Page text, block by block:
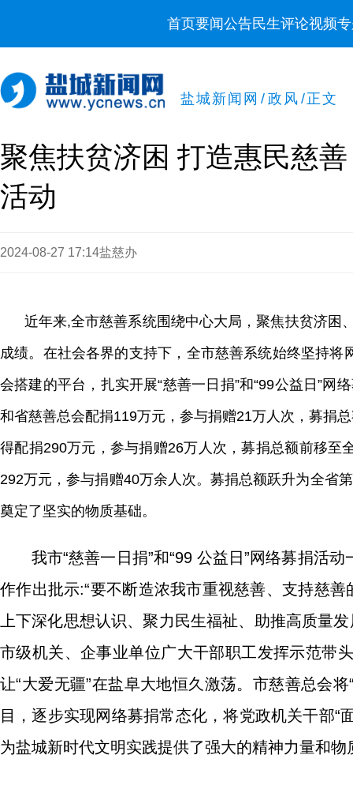
首页要闻公告民生评论视频
盐城新闻网 / 政风 /正文
聚焦扶贫济困 打造惠民慈
活动
2024-08-27 17:14盐慈办
近年来,全市慈善系统围绕中心大局，聚焦扶贫济困
成绩。在社会各界的支持下，‌全市慈善系统始终坚持
会搭建的平台，扎实开展“慈善一日捐”和“99公益日”
和省慈善总会配捐119万元，参与捐赠21万人次，募捐
得配捐290万元，参与捐赠26万人次，募捐总额前移至
292万元，参与捐赠40万余人次。募捐总额跃升为全省
奠定了坚实的物质基础。
我市“慈善一日捐”和“99 公益日”网络募捐活
作作出批示:“要不断造浓我市重视慈善、支持慈
上下深化思想认识、聚力民生福祉、助推高质量
市级机关、企事业单位广大干部职工发挥示范带
让“大爱无疆”在盐阜大地恒久激荡。市慈善总会
目，逐步实现网络募捐常态化，将党政机关干部“
为盐城新时代文明实践提供了强大的精神力量和物